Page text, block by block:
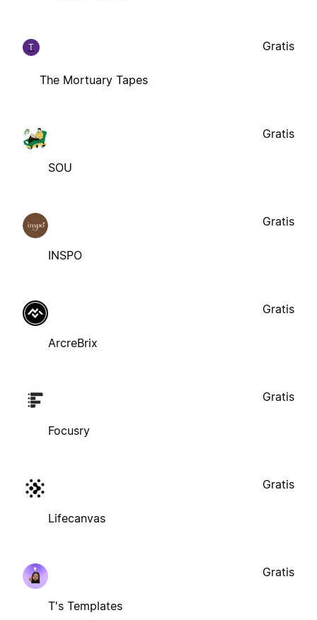
T
The Mortuary Tapes
Gratis
SOU
Gratis
INSPO
Gratis
ArcreBrix
Gratis
Focusry
Gratis
Lifecanvas
Gratis
T's Templates
Gratis